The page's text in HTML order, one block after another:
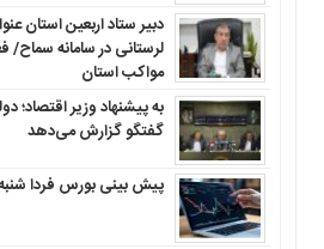
مواکب استان
به پیشنهاد وزیر اقتصاد؛
گفتگو گزارش می‌دهد
پیش بینی بورس فردا شنبه ۱۰ مرداد